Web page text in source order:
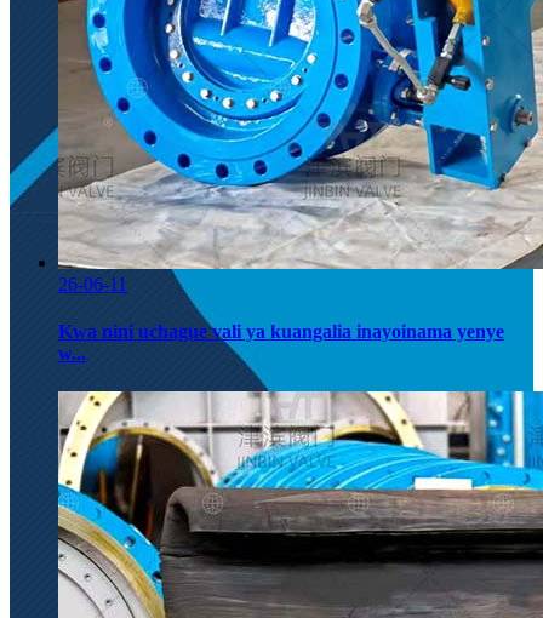
26-06-11
Kwa nini uchague vali ya kuangalia inayoinama yenye
w...